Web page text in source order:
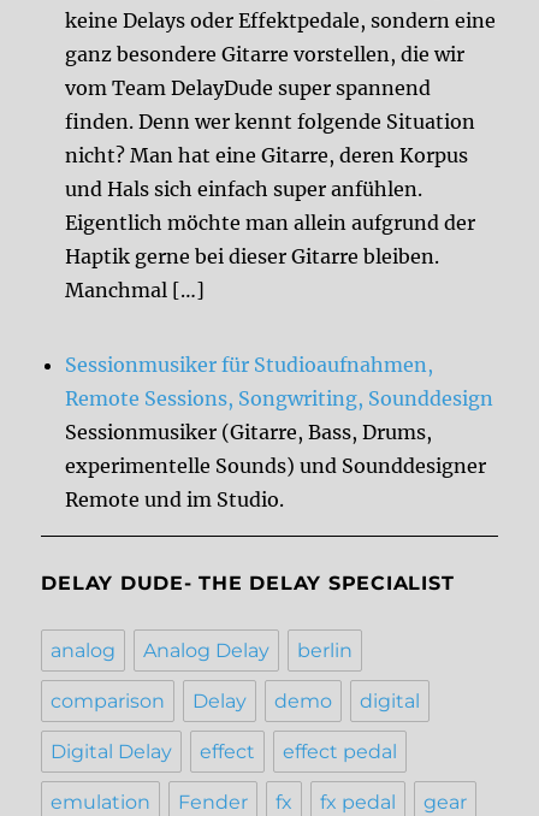
keine Delays oder Effektpedale, sondern eine
ganz besondere Gitarre vorstellen, die wir
vom Team DelayDude super spannend
finden. Denn wer kennt folgende Situation
nicht? Man hat eine Gitarre, deren Korpus
und Hals sich einfach super anfühlen.
Eigentlich möchte man allein aufgrund der
Haptik gerne bei dieser Gitarre bleiben.
Manchmal […]
Sessionmusiker für Studioaufnahmen,
Remote Sessions, Songwriting, Sounddesign
Sessionmusiker (Gitarre, Bass, Drums,
experimentelle Sounds) und Sounddesigner
Remote und im Studio.
DELAY DUDE- THE DELAY SPECIALIST
analog Analog Delay berlin
comparison Delay demo digital
Digital Delay effect effect pedal
emulation Fender fx fx pedal gear